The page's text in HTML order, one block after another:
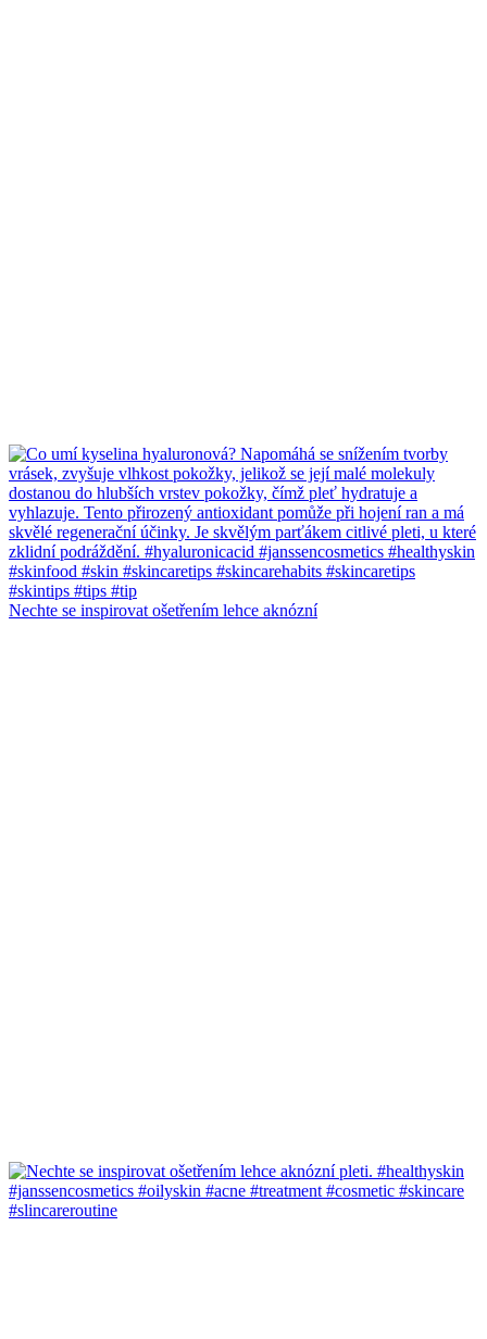
Nechte se inspirovat ošetřením lehce aknózní